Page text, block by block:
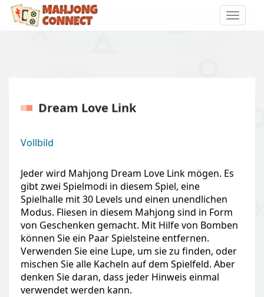
Toggle
Dream Love Link
Vollbild
Jeder wird Mahjong Dream Love Link mögen. Es
gibt zwei Spielmodi in diesem Spiel, eine
Spielhalle mit 30 Levels und einen unendlichen
Modus. Fliesen in diesem Mahjong sind in Form
von Geschenken gemacht. Mit Hilfe von Bomben
können Sie ein Paar Spielsteine entfernen.
Verwenden Sie eine Lupe, um sie zu finden, oder
mischen Sie alle Kacheln auf dem Spielfeld. Aber
denken Sie daran, dass jeder Hinweis einmal
verwendet werden kann.